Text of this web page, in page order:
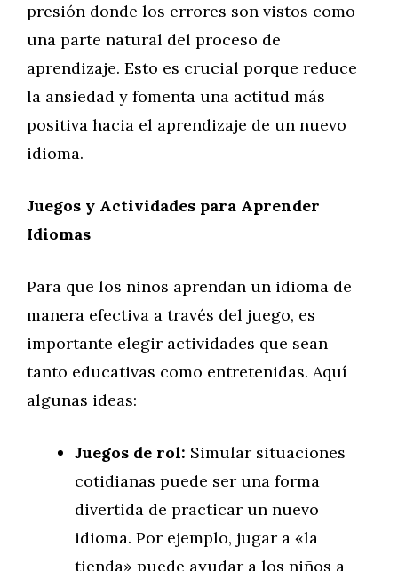
presión donde los errores son vistos como
una parte natural del proceso de
aprendizaje. Esto es crucial porque reduce
la ansiedad y fomenta una actitud más
positiva hacia el aprendizaje de un nuevo
idioma.
Juegos y Actividades para Aprender
Idiomas
Para que los niños aprendan un idioma de
manera efectiva a través del juego, es
importante elegir actividades que sean
tanto educativas como entretenidas. Aquí
algunas ideas:
Juegos de rol: Simular situaciones
cotidianas puede ser una forma
divertida de practicar un nuevo
idioma. Por ejemplo, jugar a «la
tienda» puede ayudar a los niños a